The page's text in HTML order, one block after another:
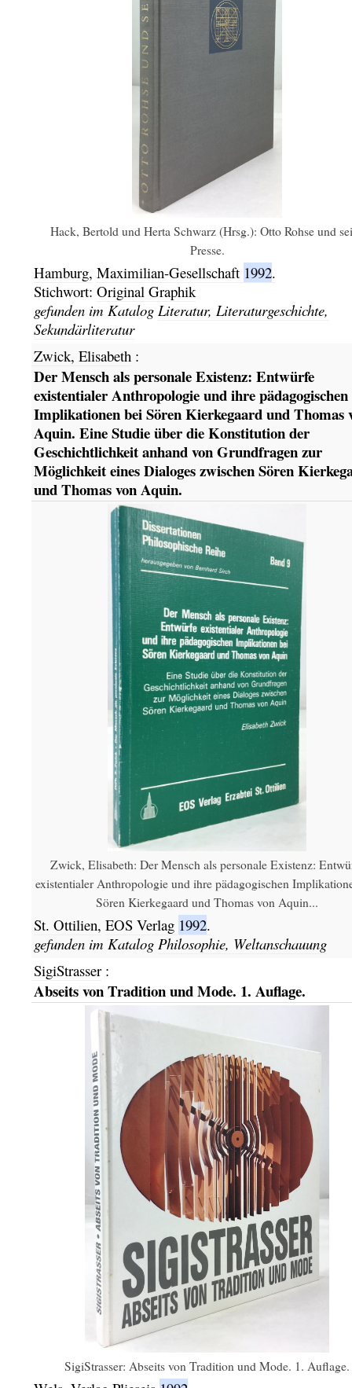
Hack, Bertold und Herta Schwarz (Hrsg.): Otto Rohse und
Presse.
Hamburg, Maximilian-Gesellschaft 1992.
Stichwort: Original Graphik
gefunden im Katalog Literatur, Literaturgeschichte,
Sekundärliteratur
Zwick, Elisabeth :
Der Mensch als personale Existenz: Entwürfe
existentialer Anthropologie und ihre pädagogischen
Implikationen bei Sören Kierkegaard und Thomas
Aquin. Eine Studie über die Konstitution der
Geschichtlichkeit anhand von Grundfragen zur
Möglichkeit eines Dialoges zwischen Sören
und Thomas von Aquin.
Zwick, Elisabeth: Der Mensch als personale Existenz:
existentialer Anthropologie und ihre pädagogischen
Sören Kierkegaard und Thomas von Aquin...
St. Ottilien, EOS Verlag 1992.
gefunden im Katalog Philosophie, Weltanschauung
SigiStrasser:
Abseits von Tradition und Mode. 1. Auflage.
SigiStrasser: Abseits von Tradition und Mode. 1. Auflage.